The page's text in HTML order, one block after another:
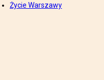
Życie Warszawy